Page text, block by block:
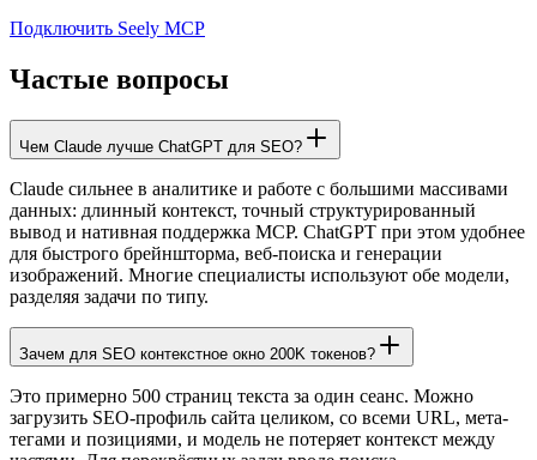
Подключить Seely MCP
Частые вопросы
Чем Claude лучше ChatGPT для SEO?
Claude сильнее в аналитике и работе с большими массивами
данных: длинный контекст, точный структурированный
вывод и нативная поддержка MCP. ChatGPT при этом удобнее
для быстрого брейншторма, веб-поиска и генерации
изображений. Многие специалисты используют обе модели,
разделяя задачи по типу.
Зачем для SEO контекстное окно 200K токенов?
Это примерно 500 страниц текста за один сеанс. Можно
загрузить SEO-профиль сайта целиком, со всеми URL, мета-
тегами и позициями, и модель не потеряет контекст между